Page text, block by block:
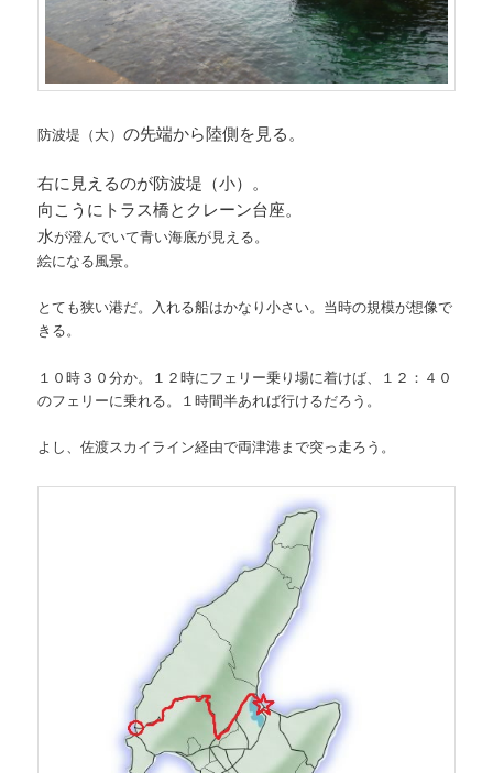
防波堤（大）の先端から陸側を見る。
右に見えるのが防波堤（小）。
向こうにトラス橋とクレーン台座。
水が澄んでいて青い海底が見える。
絵になる風景。
とても狭い港だ。入れる船はかなり小さい。当時の規模が想像で
きる。
１０時３０分か。１２時にフェリー乗り場に着けば、１２：４０
のフェリーに乗れる。１時間半あれば行けるだろう。
よし、佐渡スカイライン経由で両津港まで突っ走ろう。